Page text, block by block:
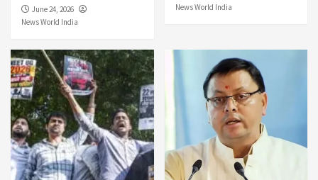
June 24, 2026
News World India
News World India